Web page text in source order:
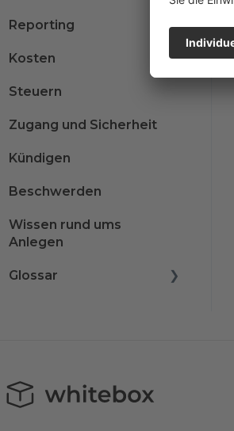
Reporting
Kosten
Steuern
Zugang und Sicherheit
Kündigen
Beschwerden
Wissen rund ums
Anlegen
Glossar
D